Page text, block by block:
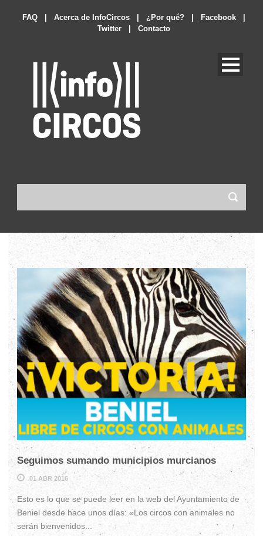
FAQ Acerca de InfoCircos ¿Por qué? Facebook
Twitter
Contacto
Seguimos sumando municipios murcianos
01 ABR 2016
Esto es lo que se puede leer en la web del Ayuntamiento de
Beniel desde hace unos días: «Los circos con animales no
serán bienvenidos...